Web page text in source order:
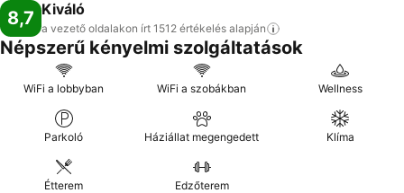
8,7 Kiváló
a vezető oldalakon írt 1512 értékelés alapján
Népszerű kényelmi szolgáltatások
WiFi a lobbyban WiFi a szobákban Wellness
Parkoló Háziállat megengedett Klíma
Étterem Edzőterem